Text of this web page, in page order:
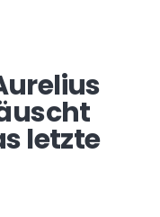
letzte